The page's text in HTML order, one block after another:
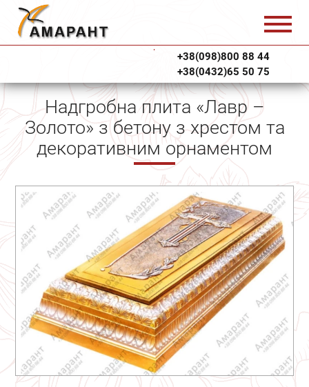
+38(098)800 88 44
+38(0432)65 50 75
Надгробна плита «Лавр –
Золото» з бетону з хрестом та
декоративним орнаментом